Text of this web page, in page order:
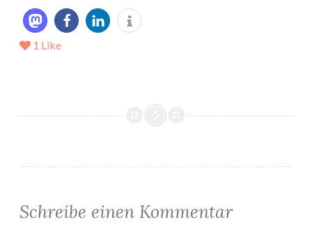
1 Like
Schreibe einen Kommentar